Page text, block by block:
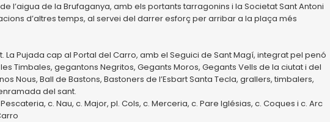
de l’aigua de la Brufaganya, amb els portants tarragonins i la Societat Sant Antoni
d’altres temps, al servei del darrer esforç per arribar a la plaça més
La Pujada cap al Portal del Carro, amb el Seguici de Sant Magí, integrat pel penó
Timbales, gegantons Negritos, Gegants Moros, Gegants Vells de la ciutat i del
Nous, Ball de Bastons, Bastoners de l’Esbart Santa Tecla, grallers, timbalers,
del sant.
c. Nau, c. Major, pl. Cols, c. Merceria, c. Pare Iglésias, c. Coques i c. Arc